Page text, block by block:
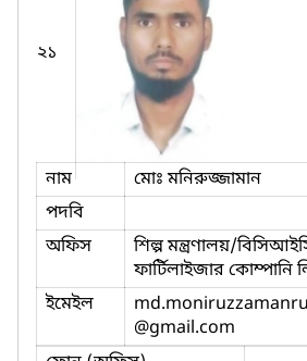
২১
নাম
মোঃ মনিরুজ্জামান
পদবি
অফিস
শিল্প মন্ত্রণালয়/
ফার্টিলাইজার কোম্পানি
ইমেইল
@gmail.com